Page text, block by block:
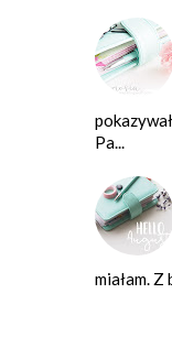
Pa...
miałam. Z